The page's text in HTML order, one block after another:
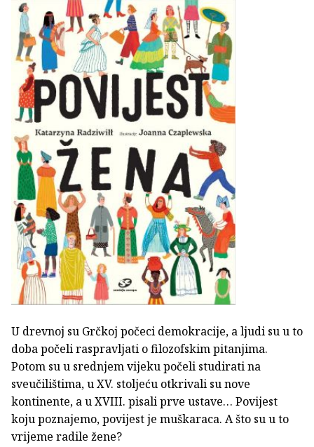
U drevnoj su Grčkoj počeci demokracije, a ljudi su u to
doba počeli raspravljati o filozofskim pitanjima.
Potom su u srednjem vijeku počeli studirati na
sveučilištima, u XV. stoljeću otkrivali su nove
kontinente, a u XVIII. pisali prve ustave… Povijest
koju poznajemo, povijest je muškaraca. A što su u to
vrijeme radile žene?